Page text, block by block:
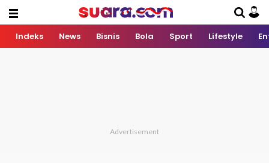
Indeks News Bisnis Bola Sport Lifestyle